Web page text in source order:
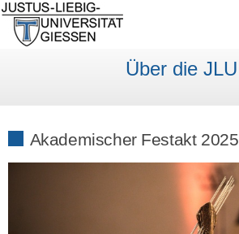
Über die JLU
Akademischer Festakt 2025